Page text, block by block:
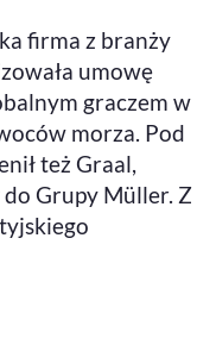
nowym oknie
Zgłoś problem
, otwiera się w
firma z branży
umowę
graczem w
morza. Pod
też Graal,
do Grupy Müller. Z
profil